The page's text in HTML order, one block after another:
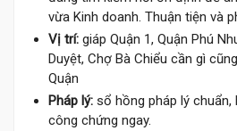
vừa Kinh doanh. Thuận tiện và
Vị trí: giáp Quận 1, Quận Phú
Duyệt, Chợ Bà Chiểu cần gì
Quận
Pháp lý: sổ hồng pháp lý
công chứng ngay.